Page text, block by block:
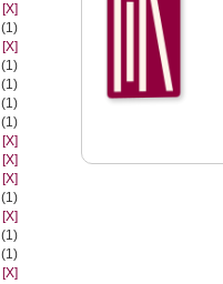
[X]
(1)
[X]
(1)
(1)
(1)
(1)
[X]
[X]
[X]
(1)
[X]
(1)
(1)
[X]